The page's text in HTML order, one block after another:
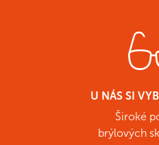
U NÁS SI
Široké
brýlových